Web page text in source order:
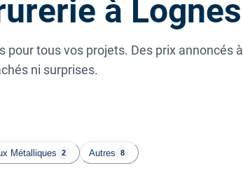
à Lognes
pour tous vos projets. Des prix annoncés à
ni surprises.
Métalliques 2 Autres 8